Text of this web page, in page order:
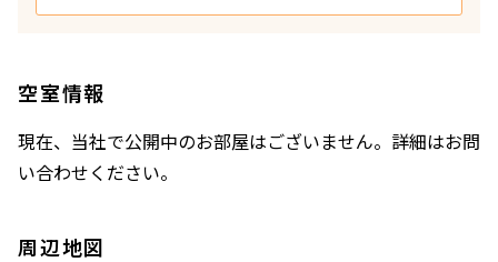
空室情報
現在、当社で公開中のお部屋はございません。詳細はお問
い合わせください。
周辺地図